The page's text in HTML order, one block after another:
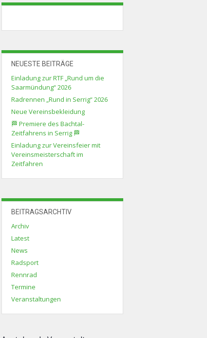
NEUESTE BEITRÄGE
Einladung zur RTF „Rund um die
Saarmündung“ 2026
Radrennen „Rund in Serrig“ 2026
Neue Vereinsbekleidung
🏁 Premiere des Bachtal-
Zeitfahrens in Serrig 🏁
Einladung zur Vereinsfeier mit
Vereinsmeisterschaft im
Zeitfahren
BEITRAGSARCHTIV
Archiv
Latest
News
Radsport
Rennrad
Termine
Veranstaltungen